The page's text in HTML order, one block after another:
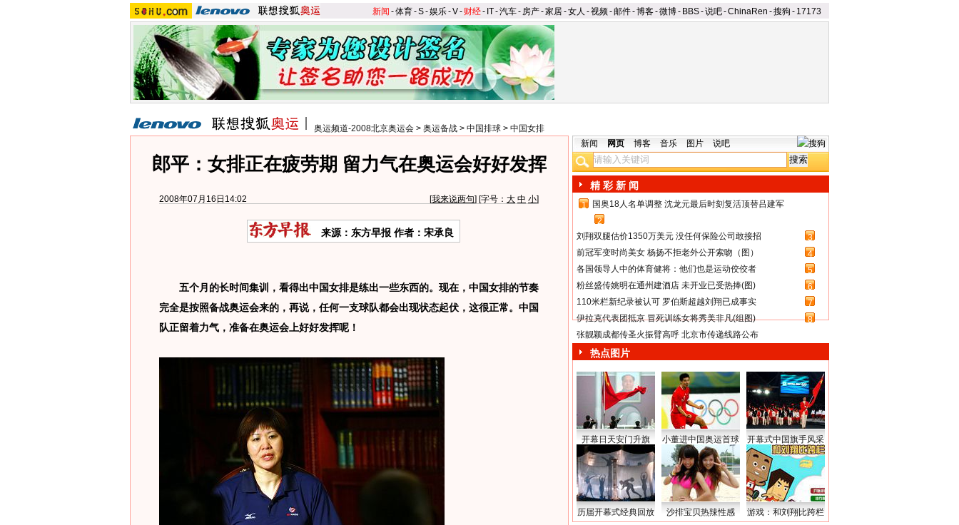
新闻 -体育-S-娱乐-V- 财经- IT-汽车- 房产-家居-女人 -视频-邮件-博客-微博- BBS-说吧-ChinaRen -搜狗 - 17173
奥运频道-2008北京奥运会 > 奥运备战 > 中国排球 > 中国女排
郎平：女排正在疲劳期 留力气在奥运会好好发挥
2008年07月16日14:02 [我来说两句] [字号： 大 中 小]
来源：东方早报 作者：宋承良
五个月的长时间集训，看得出中国女排是练出一些东西的。现在，中国女排的节奏
完全是按照备战奥运会来的，再说，任何一支球队都会出现状态起伏，这很正常。中国
队正留着力气，准备在奥运会上好好发挥呢！
新闻 网页 博客 音乐 图片 说吧
精 彩 新 闻
1
国奥18人名单调整 沈龙元最后时刻复活顶替吕建军
2
刘翔双腿估价1350万美元 没任何保险公司敢接招
3
前冠军变时尚美女 杨扬不拒老外公开索吻（图）
4
各国领导人中的体育健将：他们也是运动佼佼者
5
粉丝盛传姚明在通州建酒店 未开业已受热捧(图)
6
110米栏新纪录被认可 罗伯斯超越刘翔已成事实
7
伊拉克代表团抵京 冒死训练女将秀美非凡(组图)
8
张靓颖成都传圣火振臂高呼 北京市传递线路公布
热点图片
开幕日天安门升旗 小董进中国奥运首球 开幕式中国旗手风采
历届开幕式经典回放 沙排宝贝热辣性感 游戏：和刘翔比跨栏